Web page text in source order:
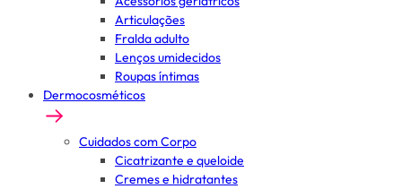
Articulações
Fralda adulto
Lenços umidecidos
Roupas íntimas
Dermocosméticos
Cuidados com Corpo
Cicatrizante e queloide
Cremes e hidratantes